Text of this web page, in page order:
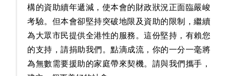
構的資助續年遞減，使本會的財政狀況正面臨嚴峻
考驗。但本會卻堅持突破地限及資助的限制，繼續
為大眾市民提供全港性的服務。這份堅持，有賴您
的支持，請捐助我們。點滴成流，你的一分一毫將
為無數需要援助的家庭帶來契機。請與我們攜手，